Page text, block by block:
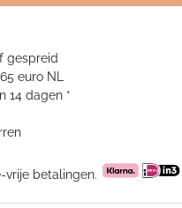
gespreid
euro NL
14 dagen *
vrije betalingen.